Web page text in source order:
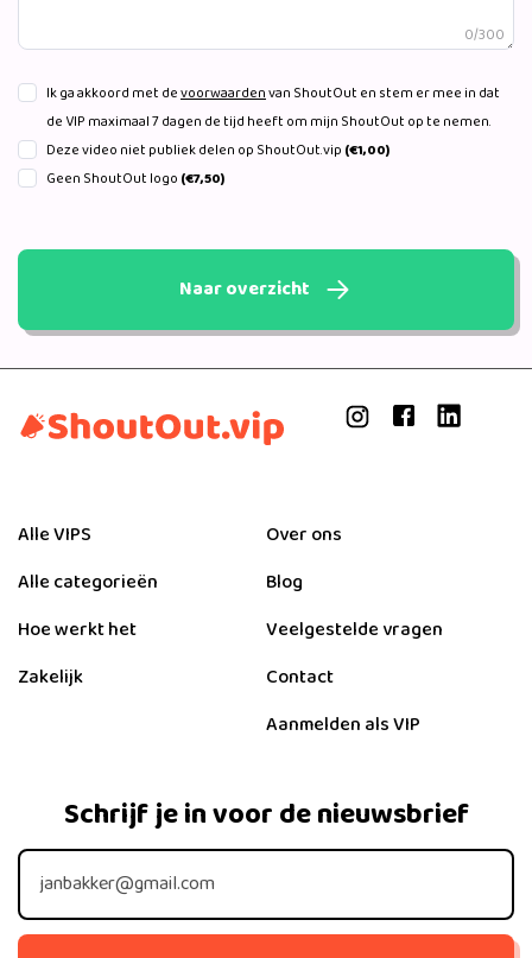
0/300
Ik ga akkoord met devoorwaardenvan ShoutOut en stem er mee in dat
de VIP maximaal 7 dagen de tijd heeft om mijn ShoutOut op te nemen.
Deze video niet publiek delen op ShoutOut.vip (€1,00)
Geen ShoutOut logo (€7,50)
Naar overzicht
Alle VIPS
Alle categorieën
Hoe werkt het
Zakelijk
Over ons
Blog
Veelgestelde vragen
Contact
Aanmelden als VIP
Schrijf je in voor de nieuwsbrief